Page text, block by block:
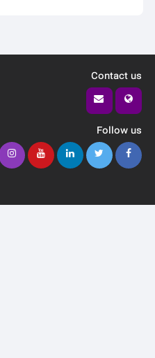
Contact us
Follow us